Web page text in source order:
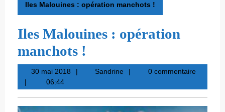
Iles Malouines : opération manchots !
Iles Malouines : opération
manchots !
30 mai 201830
2018
SandrineSandrine0 commentaire
06:44